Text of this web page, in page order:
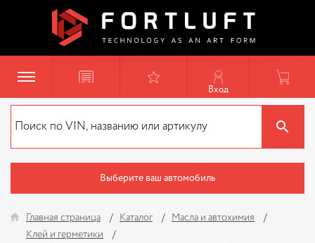
Вход
Выберите ваш автомобиль
Главная страница Каталог
Масла и автохимия
Клей и герметики